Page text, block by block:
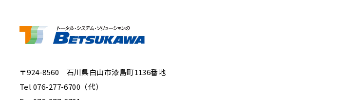
〒924-8560 石川県白山市漆島町1136番地
Tel 076-277-6700（代）